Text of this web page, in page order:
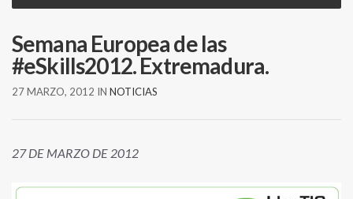
Semana Europea de las
#eSkills2012. Extremadura.
27 MARZO, 2012 IN NOTICIAS
27 DE MARZO DE 2012